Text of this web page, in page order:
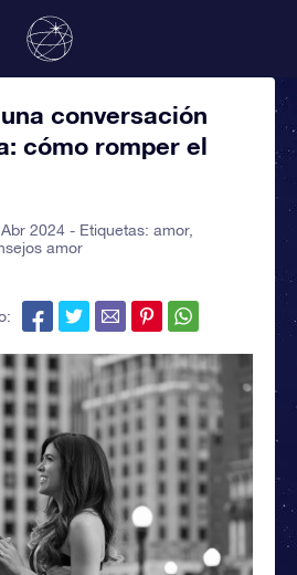
conversación
cómo romper el
2024 - Etiquetas: amor,
amor